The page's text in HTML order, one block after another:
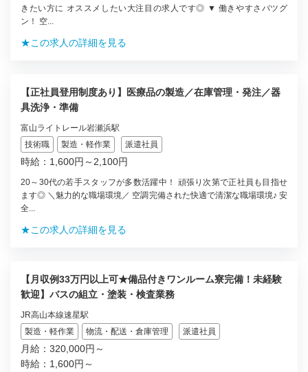
きたい方に オススメしたい大注目の求人です◎ ▼ 働きやすさバツグ
ン！ 空...
★この求人の詳細を見る
【正社員登用制度あり】医療品の製造／在庫管理・発注／器
具洗浄・準備
富山ライトレール岩瀬浜駅
技術職
製造・軽作業 派遣社員
時給：1,600円～2,100円
20～30代の若手スタッフが多数活躍中！ 頑張り次第で正社員も目指せ
ます◎ ＼魅力的な職場環境／ 空調完備された快適で清潔な職場環境♪ 安
全...
★この求人の詳細を見る
【月収例33万円以上可★備品付きワンルーム寮完備！未経験
歓迎】バスの組立・塗装・検査業務
JR高山本線速星駅
製造・軽作業
物流・配送・倉庫管理 派遣社員
月給：320,000円～
時給：1,600円～